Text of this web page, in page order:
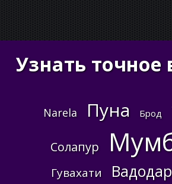
Узнать точное
Narela Пуна Брод
Солапур
Гувахати